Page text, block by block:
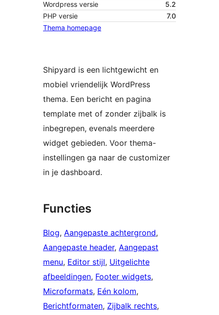
Wordpress versie
5.2
PHP versie
7.0
Thema homepage
Shipyard is een lichtgewicht en
mobiel vriendelijk WordPress
thema. Een bericht en pagina
template met of zonder zijbalk is
inbegrepen, evenals meerdere
widget gebieden. Voor thema-
instellingen ga naar de customizer
in je dashboard.
Functies
Blog, Aangepaste achtergrond
Aangepaste header, Aangepast
menu, Editor stijl, Uitgelichte
afbeeldingen, Footer widgets
Microformats, Eén kolom
Berichtformaten, Zijbalk rechts